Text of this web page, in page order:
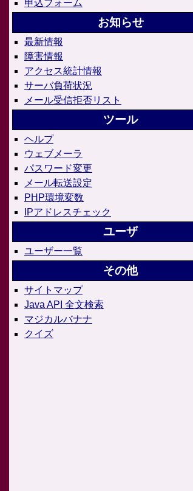
申込フォーム
お知らせ
最新情報
障害情報
アクセス統計情報
サーバ負荷状況
メール受信拒否リスト
ツール
ヘルプ
ウェブメーラ
パスワード変更
メール転送設定
PHP環境変数
IPアドレスチェック
ユーザ
ユーザー一覧
その他
サイトマップ
Java API 全文検索
マジカルバナナ
クイズ